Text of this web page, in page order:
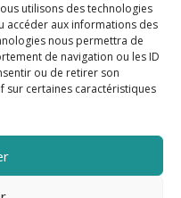
utilisons des technologies
accéder aux informations des
nous permettra de
de navigation ou les ID
ou de retirer son
sur certaines caractéristiques